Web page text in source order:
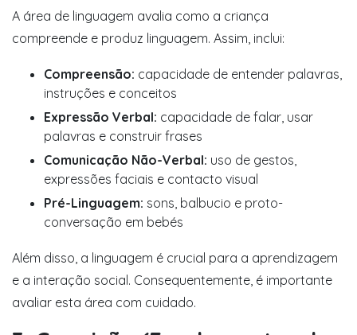
A área de linguagem avalia como a criança
compreende e produz linguagem. Assim, inclui:
Compreensão: capacidade de entender palavras,
instruções e conceitos
Expressão Verbal: capacidade de falar, usar
palavras e construir frases
Comunicação Não-Verbal: uso de gestos,
expressões faciais e contacto visual
Pré-Linguagem: sons, balbucio e proto-
conversação em bebés
Além disso, a linguagem é crucial para a aprendizagem
e a interação social. Consequentemente, é importante
avaliar esta área com cuidado.